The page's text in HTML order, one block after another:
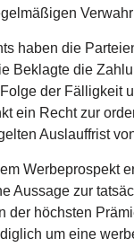
haben die
Beklagte die
der Fälligkeit
ein Recht zur
Auslauffrist
Werbeprospekt
zur
höchsten
um eine